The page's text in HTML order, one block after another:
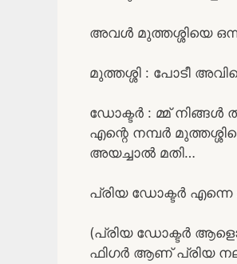
അവൾ മുത്തശ്ശിയെ
മുത്തശ്ശി : പോടീ
ഡോക്ടർ : മ്മ് നിങ്ങൾ
എന്റെ നമ്പർ
അയച്ചാൽ മതി…
പ്രിയ ഡോക്ടർ എന്നെ
(പ്രിയ ഡോക്ടർ
ഫിഗർ ആണ് പ്രിയ